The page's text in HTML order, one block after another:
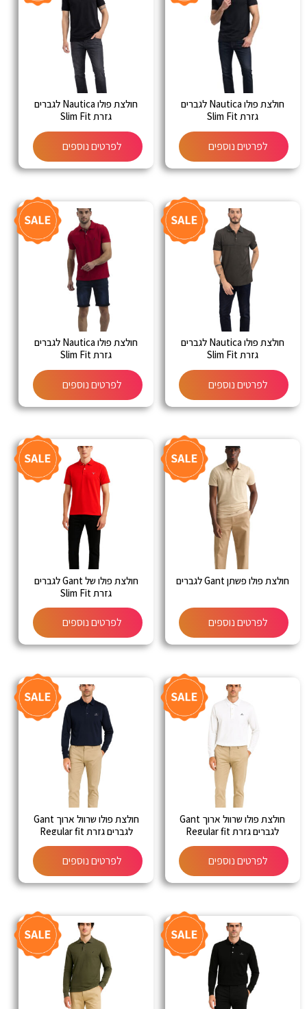
חולצת פולו Nautica לגברים
גזרת Slim Fit
לפרטים נוספים
חולצת פולו Nautica לגברים
גזרת Slim Fit
לפרטים נוספים
חולצת פולו Nautica לגברים
גזרת Slim Fit
לפרטים נוספים
חולצת פולו Nautica לגברים
גזרת Slim Fit
לפרטים נוספים
חולצת פולו פשתן Gant לגברים
לפרטים נוספים
חולצת פולו של Gant לגברים
גזרת Slim Fit
לפרטים נוספים
חולצת פולו שרוול ארוך Gant
לגברים גזרת Regular fit
לפרטים נוספים
חולצת פולו שרוול ארוך Gant
לגברים גזרת Regular fit
לפרטים נוספים